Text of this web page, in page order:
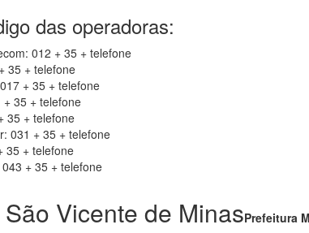
das operadoras:
012 + 35 + telefone
35 + telefone
+ 35 + telefone
+ 35 + telefone
35 + telefone
031 + 35 + telefone
35 + telefone
+ 35 + telefone
Vicente de MinasPrefeitura